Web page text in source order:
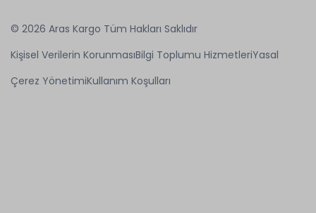
© 2026 Aras Kargo Tüm Hakları Saklıdır
Kişisel Verilerin KorunmasıBilgi Toplumu HizmetleriYasal
Çerez YönetimiKullanım Koşulları